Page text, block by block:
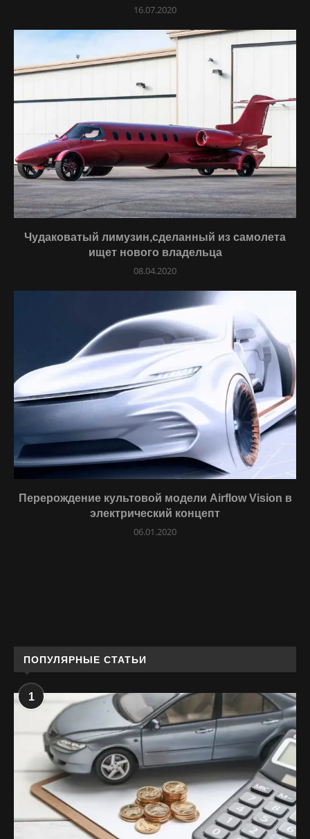
16.07.2020
Чудаковатый лимузин,сделанный из самолета
ищет нового владельца
08.04.2020
Перерождение культовой модели Airflow Vision в
электрический концепт
06.01.2020
ПОПУЛЯРНЫЕ СТАТЬИ
1